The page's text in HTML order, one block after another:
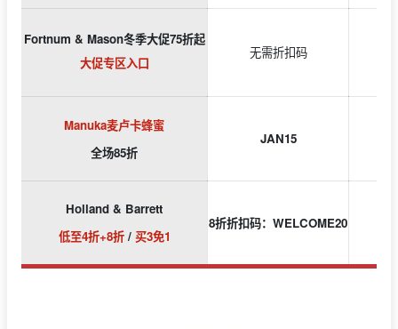
Fortnum & Mason冬季大促75折起
大促专区入口
无需折扣码
Manuka麦卢卡蜂蜜
全场85折
JAN15
Holland & Barrett
低至4折+8折/ 买3免1
8折折扣码：WELCOME20